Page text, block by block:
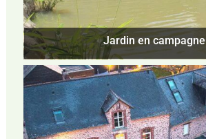
Jardin en campagne